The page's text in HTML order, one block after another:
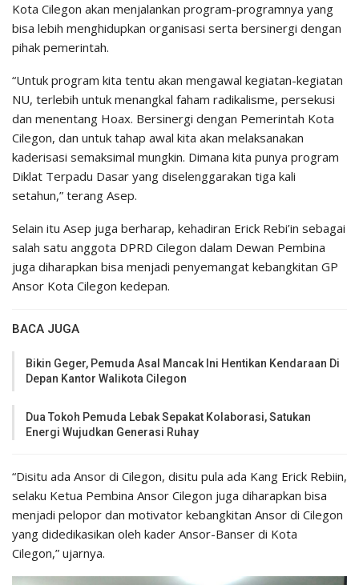
Kota Cilegon akan menjalankan program-programnya yang
bisa lebih menghidupkan organisasi serta bersinergi dengan
pihak pemerintah.
“Untuk program kita tentu akan mengawal kegiatan-kegiatan
NU, terlebih untuk menangkal faham radikalisme, persekusi
dan menentang Hoax. Bersinergi dengan Pemerintah Kota
Cilegon, dan untuk tahap awal kita akan melaksanakan
kaderisasi semaksimal mungkin. Dimana kita punya program
Diklat Terpadu Dasar yang diselenggarakan tiga kali
setahun,” terang Asep.
Selain itu Asep juga berharap, kehadiran Erick Rebi’in sebagai
salah satu anggota DPRD Cilegon dalam Dewan Pembina
juga diharapkan bisa menjadi penyemangat kebangkitan GP
Ansor Kota Cilegon kedepan.
BACA JUGA
Bikin Geger, Pemuda Asal Mancak Ini Hentikan Kendaraan Di
Depan Kantor Walikota Cilegon
Dua Tokoh Pemuda Lebak Sepakat Kolaborasi, Satukan
Energi Wujudkan Generasi Ruhay
“Disitu ada Ansor di Cilegon, disitu pula ada Kang Erick Rebiin,
selaku Ketua Pembina Ansor Cilegon juga diharapkan bisa
menjadi pelopor dan motivator kebangkitan Ansor di Cilegon
yang didedikasikan oleh kader Ansor-Banser di Kota
Cilegon,” ujarnya.